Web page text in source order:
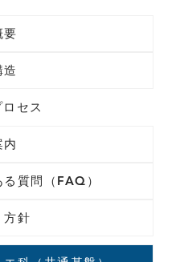
セス
質問（FAQ）
針